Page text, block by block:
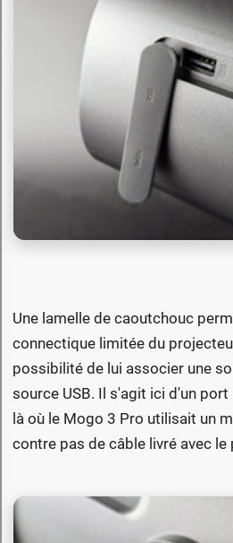
Une lamelle de caoutchouc
connectique limitée du
possibilité de lui associer une
source USB. Il s'agit ici d'un
là où le Mogo 3 Pro utilisait un
contre pas de câble livré avec le